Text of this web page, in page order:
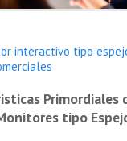
interactivo tipo
Primordiales
tipo